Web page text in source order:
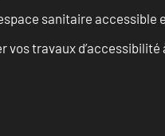
sanitaire accessible
travaux